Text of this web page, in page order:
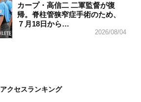
カープ・高信二 二軍監督が復
帰。脊柱管狭窄症手術のため、
７月18日から…
2026/08/04
アクセスランキング